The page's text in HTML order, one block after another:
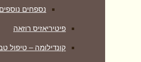
נספחים
פיטיריאזיס רוזאה
קונדילומה – טיפול